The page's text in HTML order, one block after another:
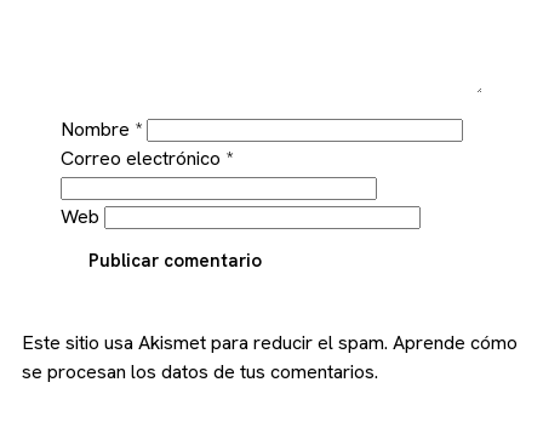
Nombre *
Correo electrónico *
Web
Publicar comentario
Este sitio usa Akismet para reducir el spam. Aprende cómo
se procesan los datos de tus comentarios.